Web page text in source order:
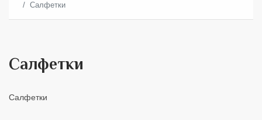
Салфетки
Салфетки
Салфетки